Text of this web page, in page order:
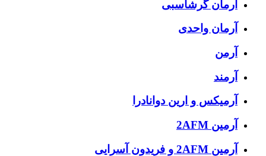
آرمان گرشاسبی
آرمان واحدی
آرمن
آرمند
آرمیکس و ارین دوانادرا
آرمین 2AFM
آرمین 2AFM و فریدون آسرایی